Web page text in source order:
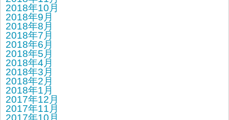
2018年10月
2018年9月
2018年8月
2018年7月
2018年6月
2018年5月
2018年4月
2018年3月
2018年2月
2018年1月
2017年12月
2017年11月
2017年10月